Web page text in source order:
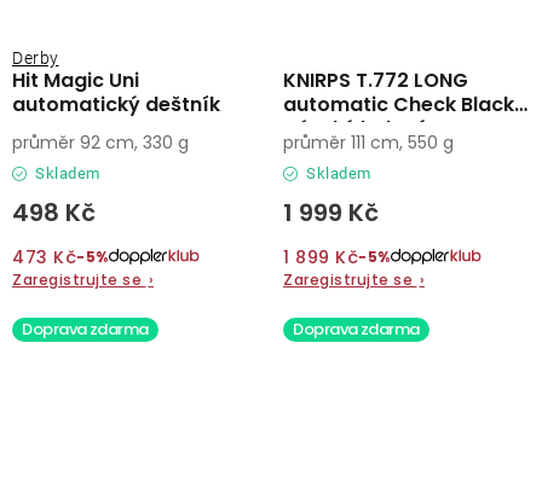
Hit Magic Uni
automatický deštník
Derby
Skladem
498 Kč
473 Kč−5%
Zaregistrujte se ›
průměr 92 cm, 330 g
KNIRPS T.772 LONG
automatic Check Black -
pánský holový
vystřelovací deštník
Skladem
1 999 Kč
1 899 Kč−5%
Zaregistrujte se ›
průměr 111 cm, 550 g
Doprava zdarma Doprava zdarma